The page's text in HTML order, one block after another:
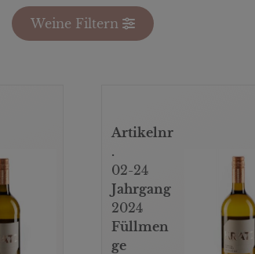
Weine Filtern
Artikelnr
.
02-24
Jahrgang
2024
Füllmen
ge